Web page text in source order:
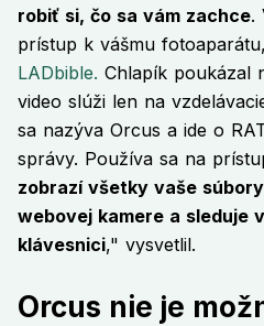
robiť si, čo sa vám zachce.
prístup k vášmu fotoaparátu,
LADbible. Chlapík poukázal
video slúži len na
sa nazýva Orcus a ide o
správy. Používa sa na
zobrazí všetky vaše
webovej kamere a sleduje
klávesnici," vysvetlil.
Orcus nie je